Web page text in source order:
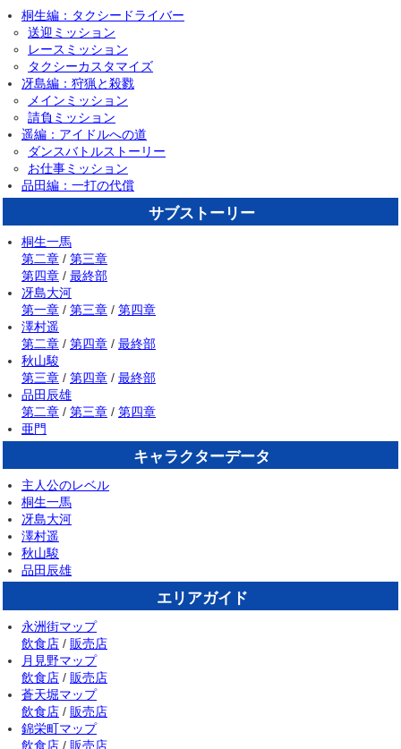
桐生編：タクシードライバー
送迎ミッション
レースミッション
タクシーカスタマイズ
冴島編：狩猟と殺戮
メインミッション
請負ミッション
遥編：アイドルへの道
ダンスバトルストーリー
お仕事ミッション
品田編：一打の代償
サブストーリー
桐生一馬
第二章 / 第三章
第四章 / 最終部
冴島大河
第一章 / 第三章 / 第四章
澤村遥
第二章 / 第四章 / 最終部
秋山駿
第三章 / 第四章 / 最終部
品田辰雄
第二章 / 第三章 / 第四章
亜門
キャラクターデータ
主人公のレベル
桐生一馬
冴島大河
澤村遥
秋山駿
品田辰雄
エリアガイド
永洲街マップ
飲食店 / 販売店
月見野マップ
飲食店 / 販売店
蒼天堀マップ
飲食店 / 販売店
錦栄町マップ
飲食店 / 販売店